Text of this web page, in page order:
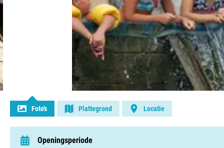
Samenwerken / adverteren
Foto's Plattegrond Locatie
Openingsperiode